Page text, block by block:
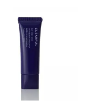
液に色をつける”製法で生ま
だから、塗るだけで日中も
果を発揮。さらに肌のくすみ
と飛ばし、皮脂テカを防ぎな
るい肌を長時間キープしま
・化粧下地・ファンデ―ショ
ンシーラー・パウダーを兼ね
役。時短メイクが叶います。